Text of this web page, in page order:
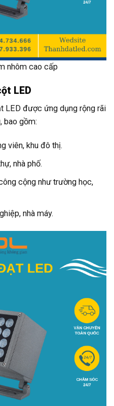
nhôm cao cấp
LED
LED được ứng dụng rộng rãi
bao gồm:
viên, khu đô thị.
nhà phố.
cộng như trường học,
nhà máy.